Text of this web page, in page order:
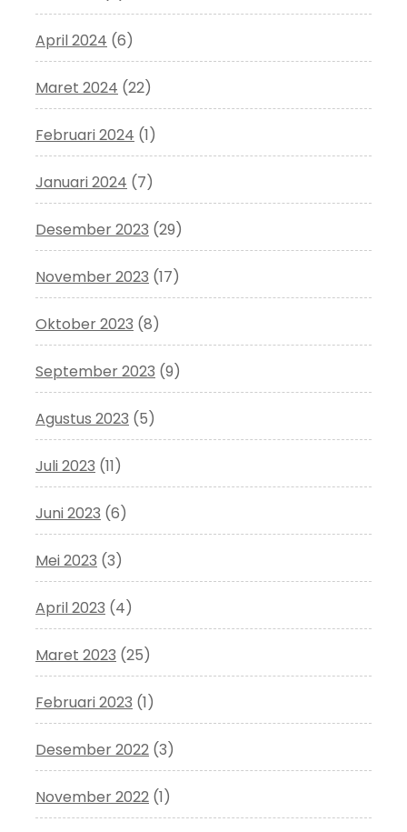
April 2024 (6)
Maret 2024 (22)
Februari 2024 (1)
Januari 2024 (7)
Desember 2023 (29)
November 2023 (17)
Oktober 2023 (8)
September 2023 (9)
Agustus 2023 (5)
Juli 2023 (11)
Juni 2023 (6)
Mei 2023 (3)
April 2023 (4)
Maret 2023 (25)
Februari 2023 (1)
Desember 2022 (3)
November 2022 (1)